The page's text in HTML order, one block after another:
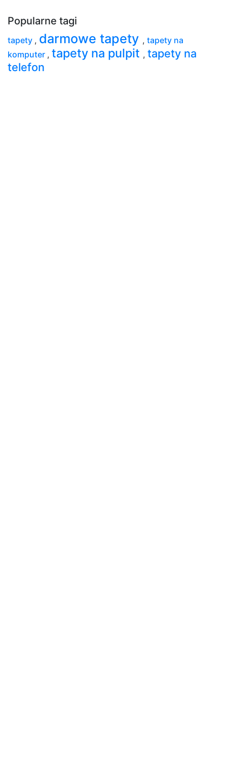
Popularne tagi
tapety , darmowe tapety , tapety na
komputer , tapety na pulpit , tapety na
telefon